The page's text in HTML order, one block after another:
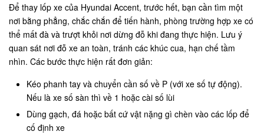
Để thay lốp xe của Hyundai Accent, trước hết, bạn cần tìm một
nơi bằng phẳng, chắc chắn để tiến hành, phòng trường hợp xe có
thể mất đà và trượt khỏi nơi dừng đỗ khi đang thực hiện. Lưu ý
quan sát nơi đỗ xe an toàn, tránh các khúc cua, hạn chế tầm
nhìn. Các bước thực hiện rất đơn giản:
Kéo phanh tay và chuyển cần số về P (với xe số tự động).
Nếu là xe số sàn thì về 1 hoặc cài số lùi
Dùng gạch, đá hoặc bất cứ vật nặng gì chèn vào các lốp để
cố định xe